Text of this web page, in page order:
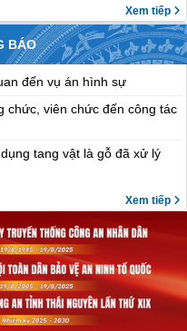
Xem tiếp
BÁO
đến vụ án hình sự
chức, viên chức đến công tác
tang vật là gỗ đã xử lý
Xem tiếp